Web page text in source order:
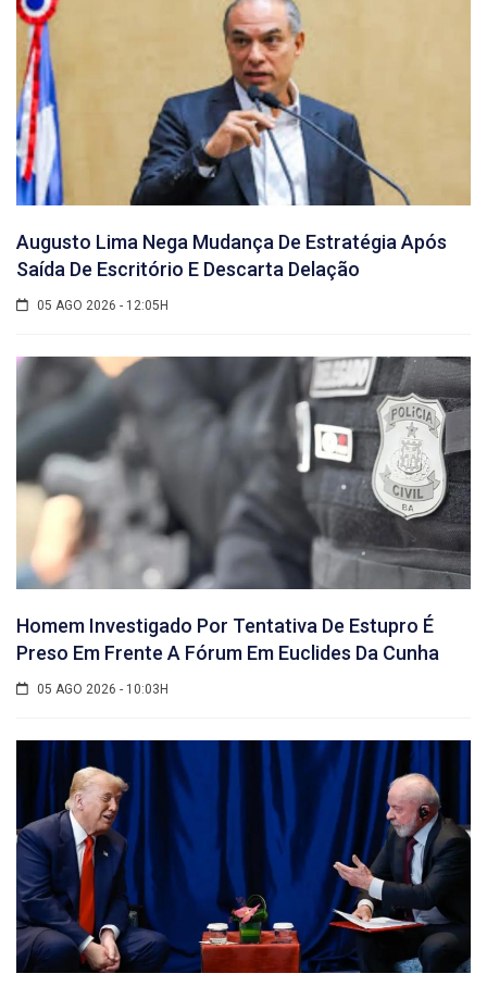
Augusto Lima Nega Mudança De Estratégia Após
Saída De Escritório E Descarta Delação
05 AGO 2026 - 12:05H
Homem Investigado Por Tentativa De Estupro É
Preso Em Frente A Fórum Em Euclides Da Cunha
05 AGO 2026 - 10:03H